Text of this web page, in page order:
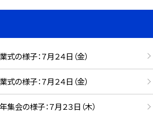
の様子：７月２４日（金）
の様子：７月２４日（金）
会の様子：７月２３日（木）